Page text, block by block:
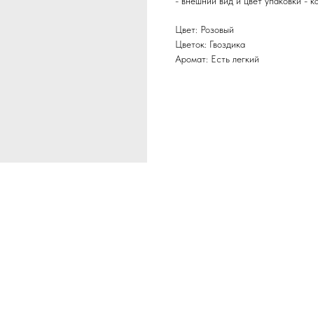
Цвет: Розовый
Цветок: Гвоздика
Аромат: Есть легкий